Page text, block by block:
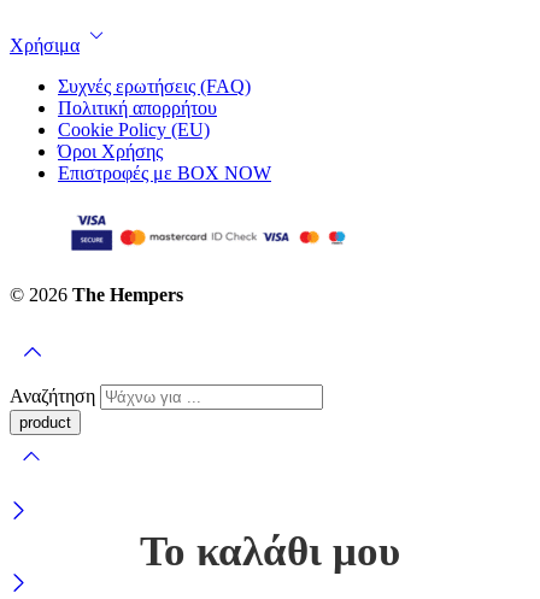
Χρήσιμα
Συχνές ερωτήσεις (FAQ)
Πολιτική απορρήτου
Cookie Policy (EU)
Όροι Χρήσης
Επιστροφές με BOX NOW
© 2026 The Hempers
Αναζήτηση
Το καλάθι μου